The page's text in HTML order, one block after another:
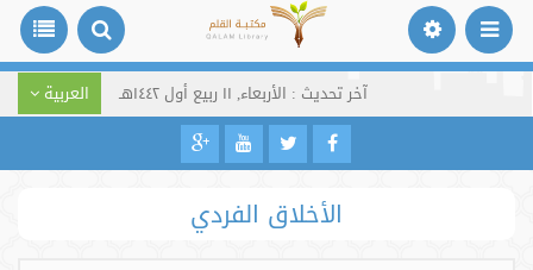
آخر تحديث : الأربعاء, ١١ ربيع أول ١٤٤٢هـ العربية
الأخلاق الفردي